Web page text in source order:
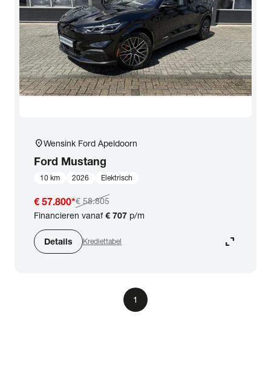
location_onWensink Ford Apeldoorn
Ford Mustang
10 km 2026 Elektrisch
€ 57.800*€ 58.805
Financieren vanaf€ 707 p/m
Details Krediettabel expand_content
1